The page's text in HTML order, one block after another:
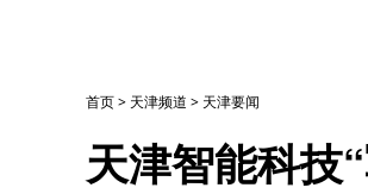
首页> 天津频道 > 天津要闻
天津智能科技